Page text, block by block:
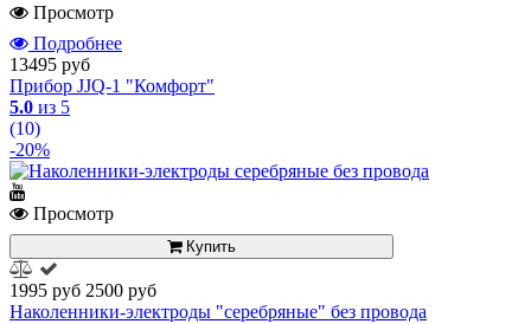
Просмотр
Подробнее
13495 руб
Прибор JJQ-1 "Комфорт"
5.0 из 5
(10)
-20%
Просмотр
Купить
1995 руб 2500 руб
Наколенники-электроды "серебряные" без провода